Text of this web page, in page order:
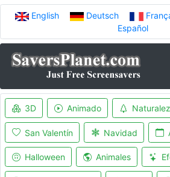
English Deutsch
Español
3D Animado
San Valentín Navidad
Halloween Animales